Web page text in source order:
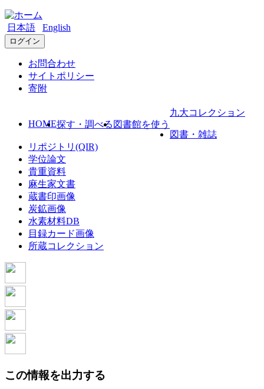
日本語 English
ログイン
お問合わせ
サイトポリシー
寄附
HOME探す・調べる 図書館を使う
九大コレクション
図書・雑誌
リポジトリ(QIR)
学位論文
貴重資料
麻生家文書
蔵書印画像
炭鉱画像
水素材料DB
目録カード画像
所蔵コレクション
この情報を出力する